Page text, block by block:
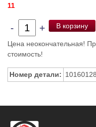
11
- + В корзину
Цена неокончательная!
стоимость!
Номер детали: